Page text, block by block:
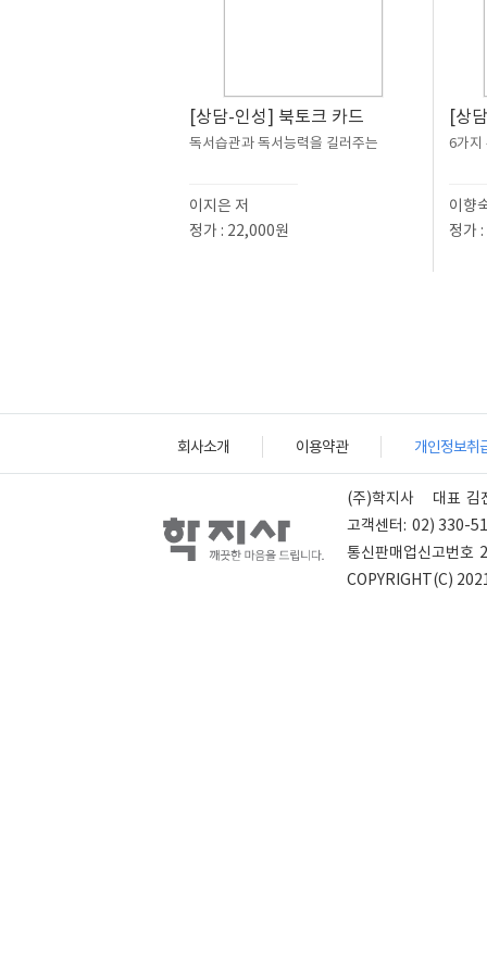
[상담-인성] 북토크 카드
독서습관과 독서능력을 길러주는
이지은 저
정가 : 22,000원
[상
6가지
이향
정가
회사소개 이용약관 개인정보취
(주)학지사 대표 김
고객센터: 02) 330-
통신판매업신고번호
COPYRIGHT(C)